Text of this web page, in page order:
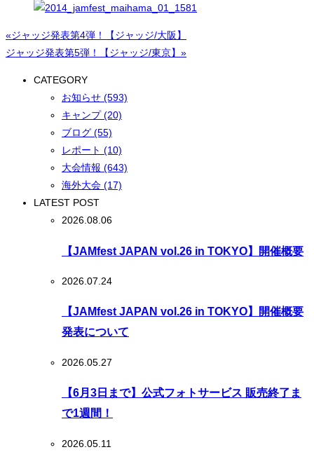
«ジャッジ発表第4弾！【ジャッジ/大阪】
ジャッジ発表第5弾！【ジャッジ/東京】»
CATEGORY
お知らせ (593)
キャンプ (20)
ブログ (55)
レポート (10)
大会情報 (643)
海外大会 (17)
LATEST POST
2026.08.06
【JAMfest JAPAN vol.26 in TOKYO】開催概要
2026.07.24
【JAMfest JAPAN vol.26 in TOKYO】開催概要
発表について
2026.05.27
【6月3日まで】公式フォトサービス 販売終了ま
で1週間！
2026.05.11